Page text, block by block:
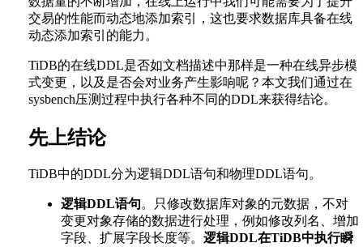
交易的性能而动态地添加索引，这也要求数据库具备在线
动态添加索引的能力。
TiDB的在线DDL是否如文档描述中那样是一种在线异步模
式变更，以及是否会对业务产生影响呢？本文我们通过在
sysbench压测过程中执行各种不同的DDL来获得结论。
先上结论
TiDB中的DDL分为逻辑DDL语句和物理DDL语句。
逻辑DDL语句。只修改数据库对象的元数据，不对
变更对象存储的数据进行处理，例如修改列名、增加
字段、扩展字段长度等。 逻辑DDL在TiDB中执行瞬